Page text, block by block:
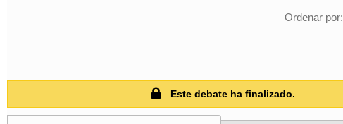
Ordenar por:
Este debate ha finalizado.